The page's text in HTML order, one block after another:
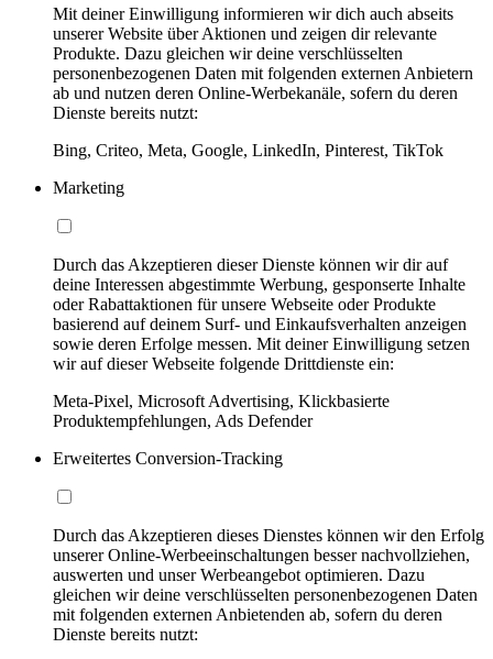
Mit deiner Einwilligung informieren wir dich auch abseits
unserer Website über Aktionen und zeigen dir relevante
Produkte. Dazu gleichen wir deine verschlüsselten
personenbezogenen Daten mit folgenden externen Anbietern
ab und nutzen deren Online-Werbekanäle, sofern du deren
Dienste bereits nutzt:
Bing, Criteo, Meta, Google, LinkedIn, Pinterest, TikTok
Marketing
Durch das Akzeptieren dieser Dienste können wir dir auf
deine Interessen abgestimmte Werbung, gesponserte Inhalte
oder Rabattaktionen für unsere Webseite oder Produkte
basierend auf deinem Surf- und Einkaufsverhalten anzeigen
sowie deren Erfolge messen. Mit deiner Einwilligung setzen
wir auf dieser Webseite folgende Drittdienste ein:
Meta-Pixel, Microsoft Advertising, Klickbasierte
Produktempfehlungen, Ads Defender
Erweitertes Conversion-Tracking
Durch das Akzeptieren dieses Dienstes können wir den Erfolg
unserer Online-Werbeeinschaltungen besser nachvollziehen,
auswerten und unser Werbeangebot optimieren. Dazu
gleichen wir deine verschlüsselten personenbezogenen Daten
mit folgenden externen Anbietenden ab, sofern du deren
Dienste bereits nutzt: